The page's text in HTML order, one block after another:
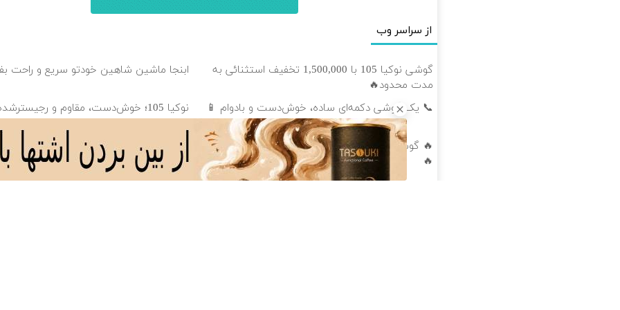
از سراسر وب
گوشی نوکیا 105 با 1,500,000 تخفیف استثنائی به
مدت محدود🔥
ابنجا ماشین شاهین خودتو سریع و راحت
📞 یک گوشی دکمه‌ای ساده، خوش‌دست و بادوام 📱 نوکیا 105؛ خوش‌دست، مقاوم و رجیسترشده!
🔥 گوشی موبایل نوکیا مدل nokia 105 رجیستر شده
🔥
خرید از زرپی تخفیف داره | 50% تخفیف کارمزد